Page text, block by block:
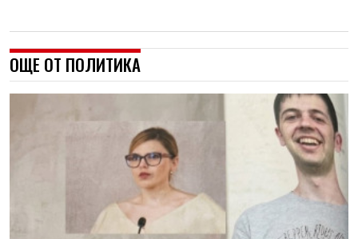
ОЩЕ ОТ ПОЛИТИКА